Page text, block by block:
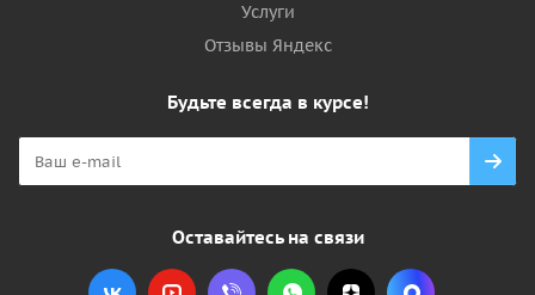
Услуги
Отзывы Яндекс
Будьте всегда в курсе!
Оставайтесь на связи